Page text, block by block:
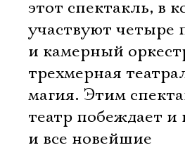
этот спектакль, в
участвуют четыре
и камерный
трехмерная
магия. Этим
театр побеждает и
и все новейшие